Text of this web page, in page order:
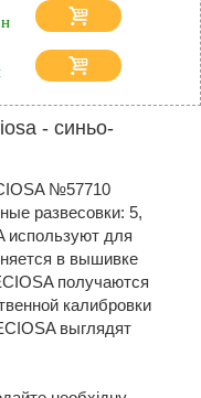
- синьо-
№57710
развесовки: 5,
используют для
в вышивке
получаются
калибровки
выглядят